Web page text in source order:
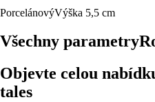
PorcelánovýVýška 5,5 cm
Všechny parametry
Objevte celou
tales